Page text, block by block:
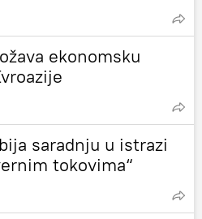
ekonomsku
saradnju u istrazi
tokovima“